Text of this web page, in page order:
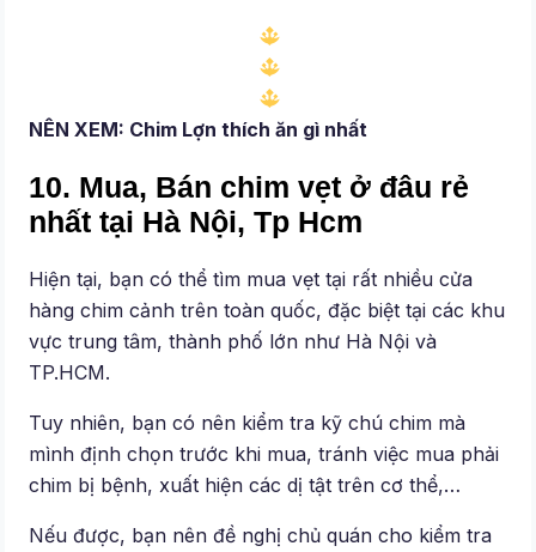
NÊN XEM: Chim Lợn thích ăn gì nhất
10. Mua, Bán chim vẹt ở đâu rẻ
nhất tại Hà Nội, Tp Hcm
Hiện tại, bạn có thể tìm mua vẹt tại rất nhiều cửa
hàng chim cảnh trên toàn quốc, đặc biệt tại các khu
vực trung tâm, thành phố lớn như Hà Nội và
TP.HCM.
Tuy nhiên, bạn có nên kiểm tra kỹ chú chim mà
mình định chọn trước khi mua, tránh việc mua phải
chim bị bệnh, xuất hiện các dị tật trên cơ thể,…
Nếu được, bạn nên đề nghị chủ quán cho kiểm tra